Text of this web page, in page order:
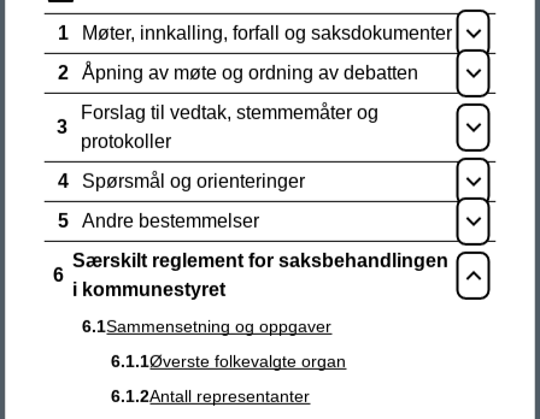
Kontakt oss
Send e-post
postmottak@trysil.kommune.no)
Tlf.:62 45 77 00
(man-fre kl. 10-15)
(byggesaksavd. tirs-tors kl. 12-15)
Beredskap
1 Møter, innkalling, forfall og saksdokumenter
Åpne
2 Åpning av møte og ordning av debatten
Åpne
3
Forslag til vedtak, stemmemåter og
protokoller
Åpne
4 Spørsmål og orienteringer
Åpne
5 Andre bestemmelser
Åpne
6
Særskilt reglement for saksbehandlingen
i kommunestyret
Lukk
6.1Sammensetning og oppgaver
6.1.1Øverste folkevalgte organ
6.1.2Antall representanter